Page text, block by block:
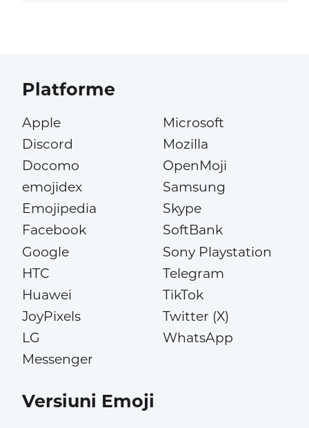
Platforme
Apple
Discord
Docomo
emojidex
Emojipedia
Facebook
Google
HTC
Huawei
JoyPixels
LG
Messenger
Microsoft
Mozilla
OpenMoji
Samsung
Skype
SoftBank
Sony Playstation
Telegram
TikTok
Twitter (X)
WhatsApp
Versiuni Emoji